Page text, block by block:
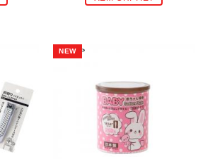
NEW